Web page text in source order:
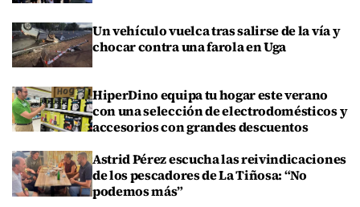
Un vehículo vuelca tras salirse de la vía y
chocar contra una farola en Uga
HiperDino equipa tu hogar este verano
con una selección de electrodomésticos y
accesorios con grandes descuentos
Astrid Pérez escucha las reivindicaciones
de los pescadores de La Tiñosa: “No
podemos más”